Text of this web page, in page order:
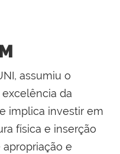
assumiu o
da
implica investir em
física e inserção
e